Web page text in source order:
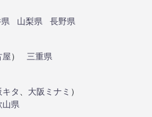
山梨県
長野県
屋）
三重県
キタ 大阪ミナミ ）
山県